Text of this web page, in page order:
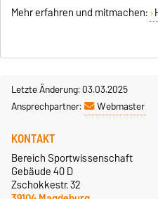
Mehr erfahren und mitmachen:
Letzte Änderung: 03.03.2025
Ansprechpartner:
Webmaster
KONTAKT
Bereich Sportwissenschaft
Gebäude 40 D
Zschokkestr. 32